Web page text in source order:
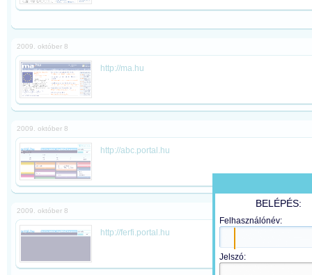
2009. október 8
http://ma.hu
2009. október 8
http://abc.portal.hu
2009. október 8
http://ferfi.portal.hu
BELÉPÉS:
Felhasználónév:
Jelszó: